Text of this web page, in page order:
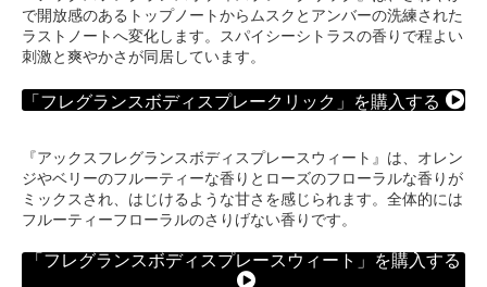
で開放感のあるトップノートからムスクとアンバーの洗練された
ラストノートへ変化します。スパイシーシトラスの香りで程よい
刺激と爽やかさが同居しています。
「フレグランスボディスプレークリック」を購入する
『アックスフレグランスボディスプレースウィート』は、オレン
ジやベリーのフルーティーな香りとローズのフローラルな香りが
ミックスされ、はじけるような甘さを感じられます。全体的には
フルーティーフローラルのさりげない香りです。
「フレグランスボディスプレースウィート」を購入する